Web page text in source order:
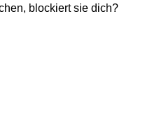
blockiert sie dich?